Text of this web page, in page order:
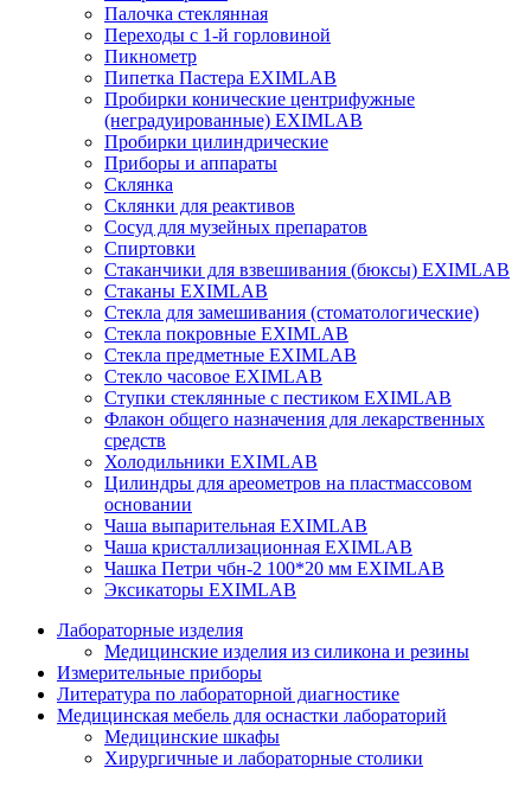
Палочка стеклянная
Переходы с 1-й горловиной
Пикнометр
Пипетка Пастера EXIMLAB
Пробирки конические центрифужные
(неградуированные) EXIMLAB
Пробирки цилиндрические
Приборы и аппараты
Склянка
Склянки для реактивов
Сосуд для музейных препаратов
Спиртовки
Стаканчики для взвешивания (бюксы) EXIMLAB
Стаканы EXIMLAB
Стекла для замешивания (стоматологические)
Стекла покровные EXIMLAB
Стекла предметные EXIMLAB
Стекло часовое EXIMLAB
Ступки стеклянные с пестиком EXIMLAB
Флакон общего назначения для лекарственных
средств
Холодильники EXIMLAB
Цилиндры для ареометров на пластмассовом
основании
Чаша выпарительная EXIMLAB
Чаша кристаллизационная EXIMLAB
Чашка Петри чбн-2 100*20 мм EXIMLAB
Эксикаторы EXIMLAB
Лабораторные изделия
Медицинские изделия из силикона и резины
Измерительные приборы
Литература по лабораторной диагностике
Медицинская мебель для оснастки лабораторий
Медицинские шкафы
Хирургичные и лабораторные столики